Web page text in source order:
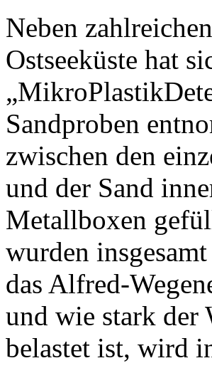
Neben
Ostseeküste hat
Sandproben
zwischen den
und der Sand
Metallboxen
wurden
das Alfred-
und wie stark der
belastet ist, wird